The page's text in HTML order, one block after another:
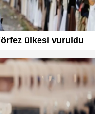
ülkesi vuruldu